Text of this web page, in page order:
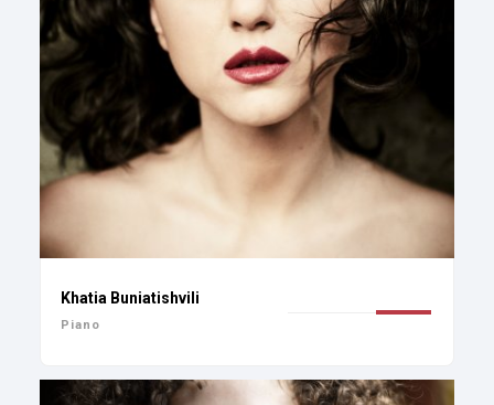
Khatia Buniatishvili
Piano